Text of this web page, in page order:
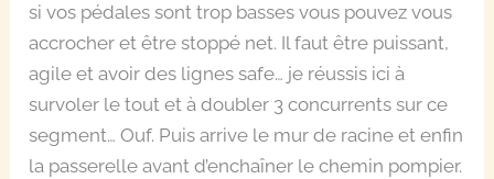
si vos pédales sont trop basses vous pouvez vous
accrocher et être stoppé net. Il faut être puissant,
agile et avoir des lignes safe… je réussis ici à
survoler le tout et à doubler 3 concurrents sur ce
segment… Ouf. Puis arrive le mur de racine et enfin
la passerelle avant d’enchaîner le chemin pompier.